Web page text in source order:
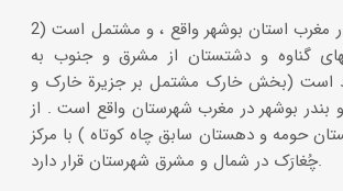
2) شهرستان بوشهر (جمعیت طبق سرشماری 1375ش ، 914 ، 187تن )، در مغرب استان بوشهر واقع ، و مشتمل است
گناوه و دشتستان از مشرق و جنوب به
است (بخش خارک مشتمل بر جزیرة خارک و
بوشهر در مغرب شهرستان واقع است . از
حومه و دهستان سابق چاه کوتاه ) با مرکز
چُغارَک در شمال و مشرق شهرستان قرار دارد.